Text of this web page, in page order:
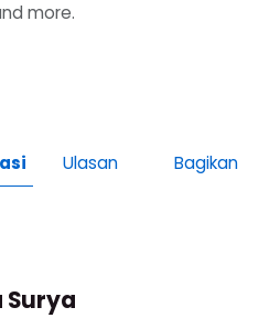
more.
Ulasan Bagikan
Surya